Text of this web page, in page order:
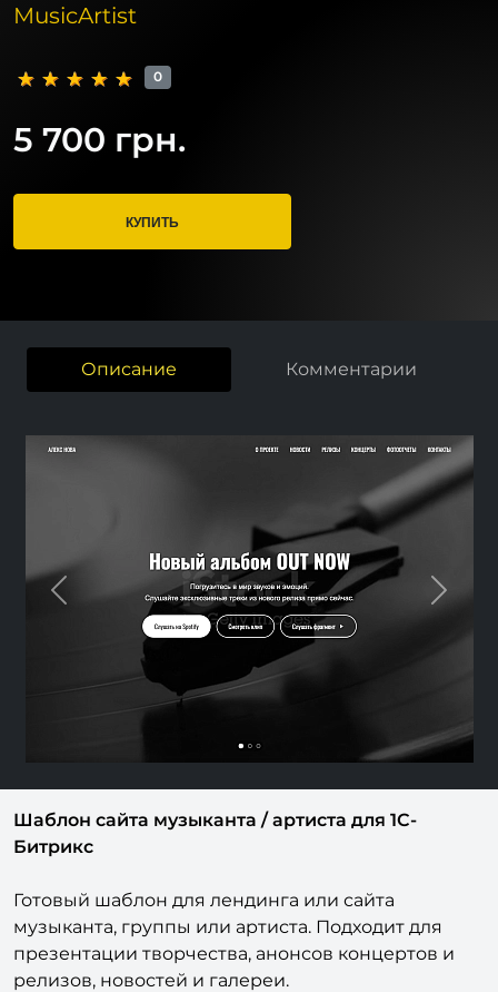
MusicArtist
0
5 700 грн.
КУПИТЬ
Описание Комментарии
Previous Next
Шаблон сайта музыканта / артиста для 1С-
Битрикс
Готовый шаблон для лендинга или сайта
музыканта, группы или артиста. Подходит для
презентации творчества, анонсов концертов и
релизов, новостей и галереи.